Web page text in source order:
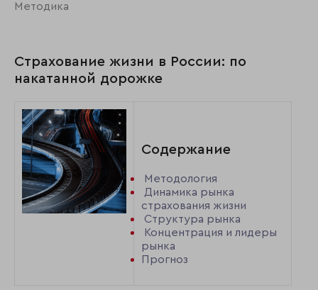
Методика
Страхование жизни в России: по
накатанной дорожке
Содержание
Методология
Динамика рынка
страхования жизни
Структура рынка
Концентрация и лидеры
рынка
Прогноз